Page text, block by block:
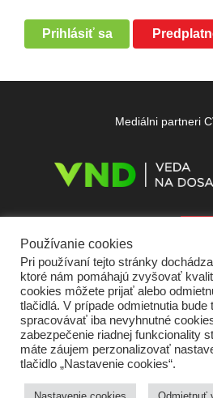
Prihlásiť sa
Mediálni partneri
Domov O nás Kontakt Vydavateľ
Podmienky používania
Ochrana súkromia
Používanie cookies
Pri používaní tejto stránky
ktoré nám pomáhajú zvyšovať
cookies môžete prijať alebo
tlačidlá. V prípade odmietnutia bude
spracovávať iba nevyhnutné
zabezpečenie riadnej funkcionality
máte záujem perzonalizovať
tlačidlo „Nastavenie cookies“.